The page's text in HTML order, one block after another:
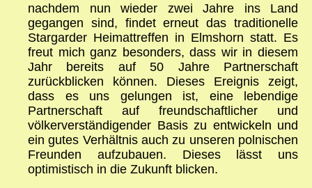
nachdem nun wieder zwei Jahre ins Land
gegangen sind, findet erneut das traditionelle
Stargarder Heimattreffen in Elmshorn statt. Es
freut mich ganz besonders, dass wir in diesem
Jahr bereits auf 50 Jahre Partnerschaft
zurückblicken können. Dieses Ereignis zeigt,
dass es uns gelungen ist, eine lebendige
Partnerschaft auf freundschaftlicher und
völkerverständigender Basis zu entwickeln und
ein gutes Verhältnis auch zu unseren polnischen
Freunden aufzubauen. Dieses lässt uns
optimistisch in die Zukunft blicken.